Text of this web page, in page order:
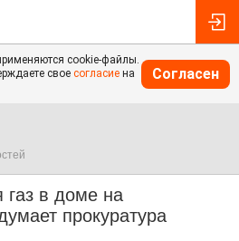
cookie-файлы.
свое согласие на
Согласен
газ в доме на
прокуратура